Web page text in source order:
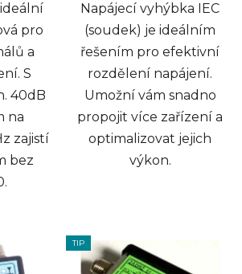
pro
a
S
40dB
na
zajistí
bez
Napájecí vyhýbka IEC
(soudek) je ideálním
řešením pro efektivní
rozdělení napájení.
Umožní vám snadno
propojit více zařízení a
optimalizovat jejich
výkon.
TIP